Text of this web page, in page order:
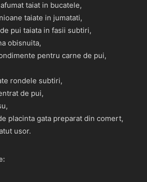
taiat in bucatele,
taiate in jumatati,
pui taiata in fasii subtiri,
obisnuita,
pentru carne de pui,
rondele subtiri,
de pui,
placinta gata preparat din comert,
usor.